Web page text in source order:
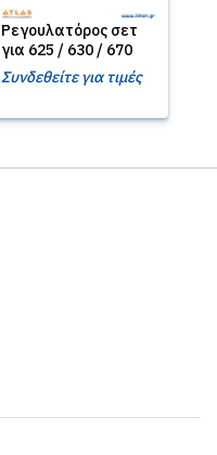
Ρεγουλατόρος σετ
για 625 / 630 / 670
Συνδεθείτε για τιμές